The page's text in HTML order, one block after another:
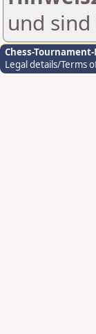
und
Chess-
Legal details/Terms